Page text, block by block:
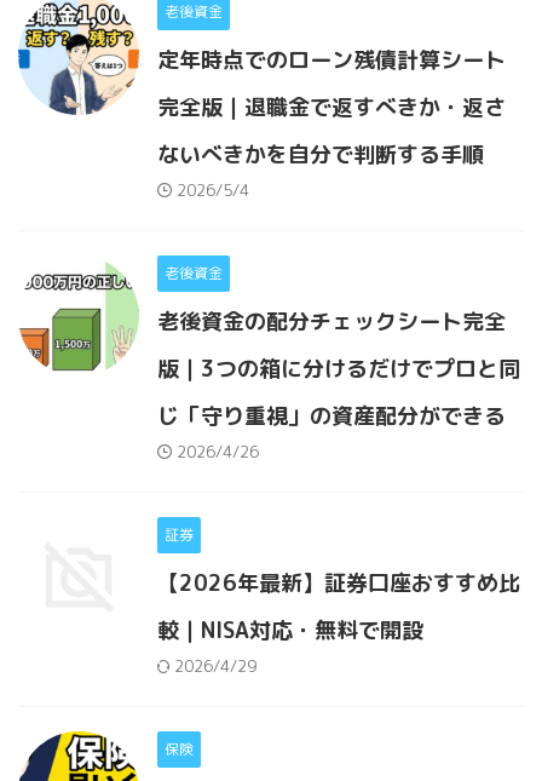
老後資金
定年時点でのローン残債計算シート
完全版｜退職金で返すべきか・返さ
ないべきかを自分で判断する手順
2026/5/4
老後資金
老後資金の配分チェックシート完全
版｜3つの箱に分けるだけでプロと同
じ「守り重視」の資産配分ができる
2026/4/26
証券
【2026年最新】証券口座おすすめ比
較｜NISA対応・無料で開設
2026/4/29
保険